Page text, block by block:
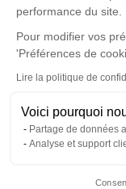
performance du site.
Pour modifier vos
'Préférences de
Lire la politique de
Voici pourquoi
Partage de données
Analyse et support
En tant que
as une
spécifiques